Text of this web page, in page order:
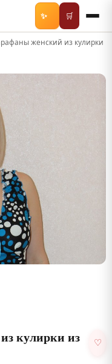
✨ 🛒
женский из кулирки
кулирки из
♡